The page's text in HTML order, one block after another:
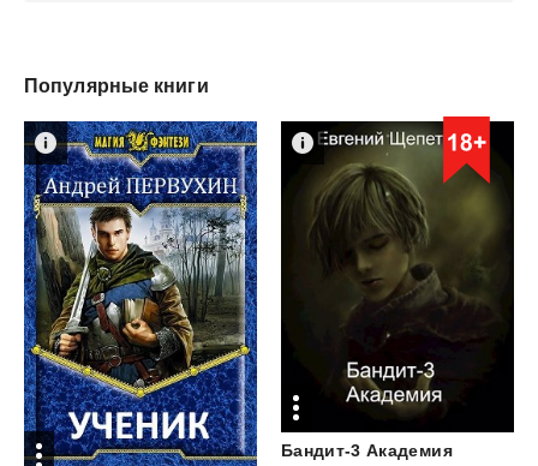
Популярные книги
Бандит-3 Академия